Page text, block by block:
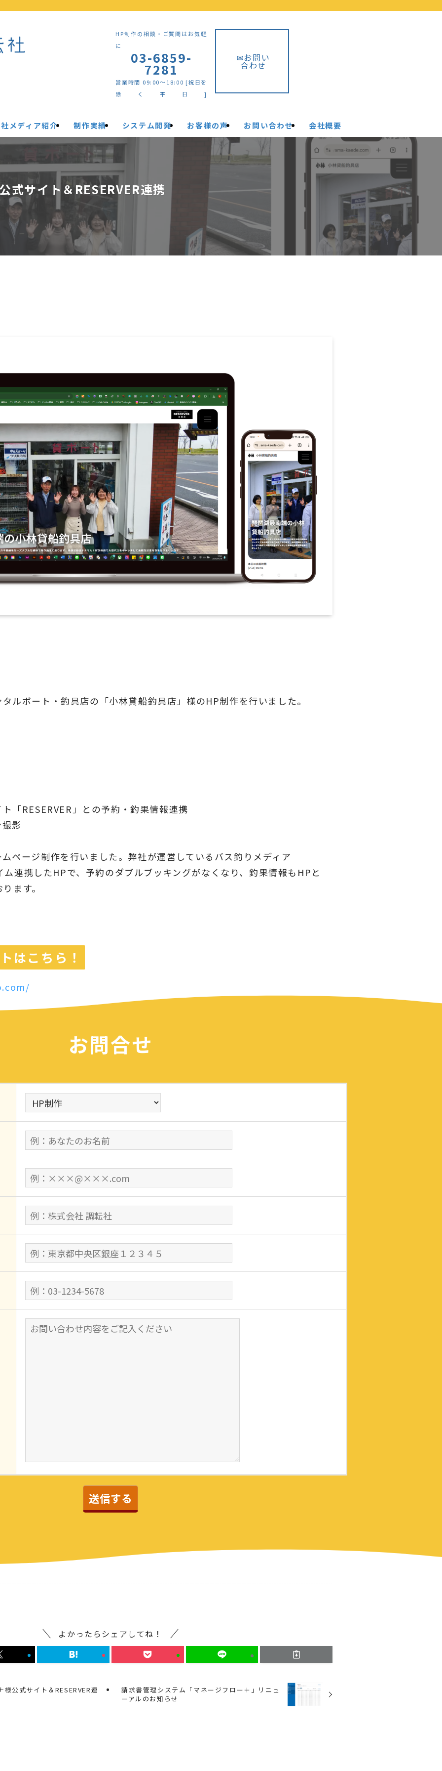
HP制作の相談・ご質問はお気軽
に
03-6859-
7281
営業時間 09:00～18:00 [祝日を
除く平日]
✉お問い
合わせ
メディア紹介 制作実績 システム開発 お客様の声 お問い合わせ 会社概要
式サイト＆RESERVER連携
ルボート・釣具店の「小林貸船釣具店」様のHP制作を行いました。
「RESERVER」との予約・釣果情報連携
影
ページ制作を行いました。弊社が運営しているバス釣りメディア
ム連携したHPで、予約のダブルブッキングがなくなり、釣果情報もHPと
ます。
はこちら！
お問合せ
よかったらシェアしてね！
公式サイト＆RESERVER連
請求書管理システム「マネージフロー＋」リニュ
ーアルのお知らせ